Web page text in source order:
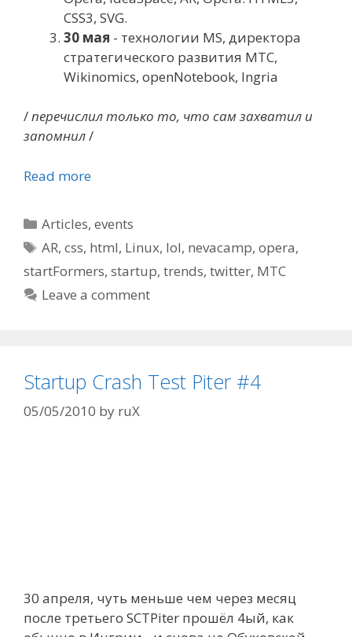
CSS3, SVG.
30 мая - технологии MS, директора
стратегического развития МТС,
Wikinomics, openNotebook, Ingria
/перечислил только то, что сам захватил и
запомнил/
Read more
Categories
Articles,events
Tags
AR,css, html, Linux, lol, nevacamp,opera,
startFormers, startup, trends, twitter, МТС
Leave a comment
Startup Crash Test Piter #4
05/05/2010 by ruX
30 апреля, чуть меньше чем через месяц
после третьего SCTPiter прошёл 4ый, как